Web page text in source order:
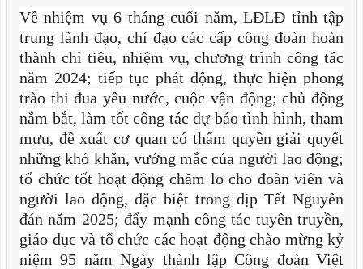
Về nhiệm vụ 6 tháng cuối năm, LĐLĐ tỉnh tập
trung lãnh đạo, chỉ đạo các cấp công đoàn hoàn
thành chỉ tiêu, nhiệm vụ, chương trình công tác
năm 2024; tiếp tục phát động, thực hiện phong
trào thi đua yêu nước, cuộc vận động; chủ động
nắm bắt, làm tốt công tác dự báo tình hình, tham
mưu, đề xuất cơ quan có thẩm quyền giải quyết
những khó khăn, vướng mắc của người lao động;
tổ chức tốt hoạt động chăm lo cho đoàn viên và
người lao động, đặc biệt trong dịp Tết Nguyên
đán năm 2025; đẩy mạnh công tác tuyên truyền,
giáo dục và tổ chức các hoạt động chào mừng kỷ
niệm 95 năm Ngày thành lập Công đoàn Việt